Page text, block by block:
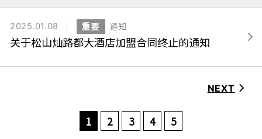
2025.01.08 重要 通知
关于松山灿路都大酒店加盟合同终止的通知
1 2 3 4 5
NEXT